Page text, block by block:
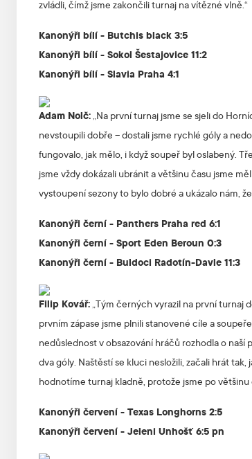
zvládli, čímž jsme zakončili turnaj na vítězné vlně.“
Kanonýři bílí - Butchis black 3:5
Kanonýři bílí - Sokol Šestajovice 11:2
Kanonýři bílí - Slavia Praha 4:1
Adam Nolč:„Na první turnaj jsme se sjeli do
nevstoupili dobře – dostali jsme rychlé góly a
fungovalo, jak mělo, i když soupeř byl oslabený.
jsme vždy dokázali ubránit a většinu času jsme
vystoupení sezony to bylo dobré a ukázalo nám,
Kanonýři černí - Panthers Praha red 6:1
Kanonýři černí - Sport Eden Beroun 0:3
Kanonýři černí - Buldoci Radotín-Davle 11:3
Filip Kovář:„Tým černých vyrazil na první turnaj
prvním zápase jsme plnili stanovené cíle a
nedůslednost v obsazování hráčů rozhodla o
dva góly. Naštěstí se kluci nesložili, začali hrát
hodnotíme turnaj kladně, protože jsme po
Kanonýři červení - Texas Longhorns 2:5
Kanonýři červení - Jeleni Unhošť 6:5 pn